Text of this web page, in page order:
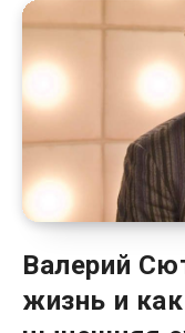
Валерий
жизнь и